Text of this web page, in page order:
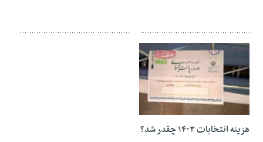
هزینه انتخابات ۱۴۰۳ چقدر شد؟